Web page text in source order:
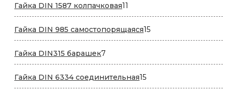
Гайка DIN 1587 колпачковая11
товаров
Гайка DIN 985 самостопорящаяся1515
товаров
Гайка DIN315 барашек7
товаров
Гайка DIN 6334 соединительная1515
товаров